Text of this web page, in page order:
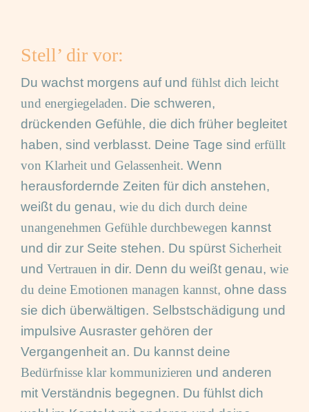
Stell’ dir vor:
Du wachst morgens auf und fühlst dich leicht
und energiegeladen. Die schweren,
drückenden Gefühle, die dich früher begleitet
haben, sind verblasst. Deine Tage sind erfüllt
von Klarheit und Gelassenheit. Wenn
herausfordernde Zeiten für dich anstehen,
weißt du genau, wie du dich durch deine
unangenehmen Gefühle durchbewegen kannst
und dir zur Seite stehen. Du spürst Sicherheit
und Vertrauen in dir. Denn du weißt genau, wie
du deine Emotionen managen kannst, ohne dass
sie dich überwältigen. Selbstschädigung und
impulsive Ausraster gehören der
Vergangenheit an. Du kannst deine
Bedürfnisse klar kommunizieren und anderen
mit Verständnis begegnen. Du fühlst dich